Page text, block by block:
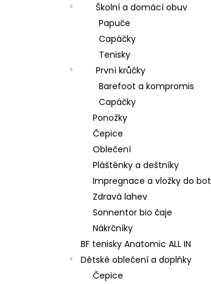
Školní a domácí obuv
Papuče
Capáčky
Tenisky
První krůčky
Barefoot a kompromis
Capáčky
Ponožky
Čepice
Oblečení
Pláštěnky a deštníky
Impregnace a vložky do bot
Zdravá lahev
Sonnentor bio čaje
Nákrčníky
BF tenisky Anatomic ALL IN
Dětské oblečení a doplňky
Čepice